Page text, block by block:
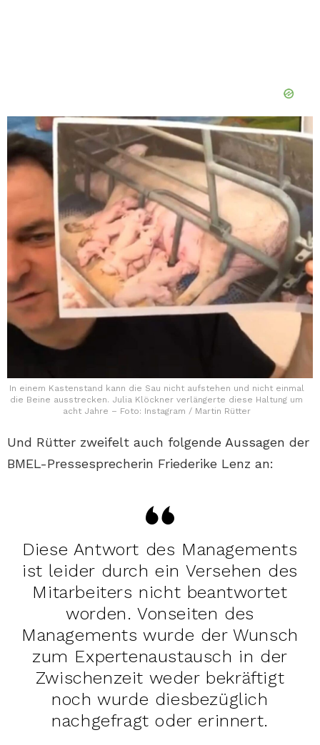
In einem Kastenstand kann die Sau nicht aufstehen und nicht einmal
die Beine ausstrecken. Julia Klöckner verlängerte diese Haltung um
acht Jahre – Foto: Instagram / Martin Rütter
Und Rütter zweifelt auch folgende Aussagen der
BMEL-Pressesprecherin Friederike Lenz an:
Diese Antwort des Managements
ist leider durch ein Versehen des
Mitarbeiters nicht beantwortet
worden. Vonseiten des
Managements wurde der Wunsch
zum Expertenaustausch in der
Zwischenzeit weder bekräftigt
noch wurde diesbezüglich
nachgefragt oder erinnert.